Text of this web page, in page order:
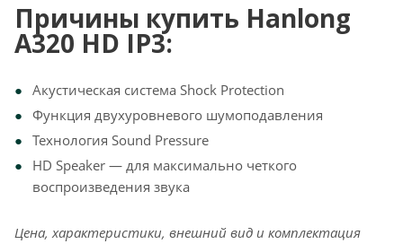
Причины купить Hanlong
A320 HD IP3:
Акустическая система Shock Protection
Функция двухуровневого шумоподавления
Технология Sound Pressure
HD Speaker — для максимально четкого
воспроизведения звука
Цена, характеристики, внешний вид и комплектация